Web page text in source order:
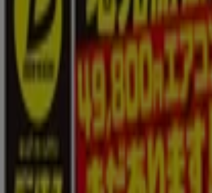
Featuredスーパーマーケットファッシ
PCデポ：チラシ、クー
フォローするとお得な情報が手に入る